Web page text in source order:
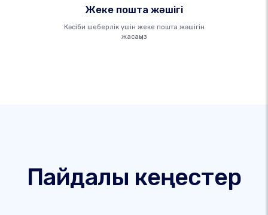
Жеке пошта жәшігі
Кәсіби шеберлік үшін жеке пошта жәшігін
жасаңыз
Пайдалы кеңестер